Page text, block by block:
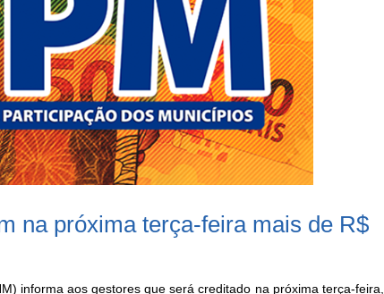
na próxima terça-feira mais de R$
informa aos gestores que será creditado na próxima terça-